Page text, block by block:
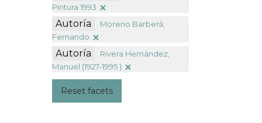
Pintura 1993
Autoría
Moreno Barberá,
Fernando
Autoría
Rivera Hernández,
Manuel (1927-1995 )
Reset facets